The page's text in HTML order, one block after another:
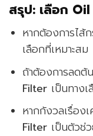
สรุป: เลือก Oil
หากต้องการไส้
เลือกที่เหมาะสม
ถ้าต้องการลดต้
Filter เป็นทาง
หากกังวลเรื่อง
Filter เป็นตัวช่